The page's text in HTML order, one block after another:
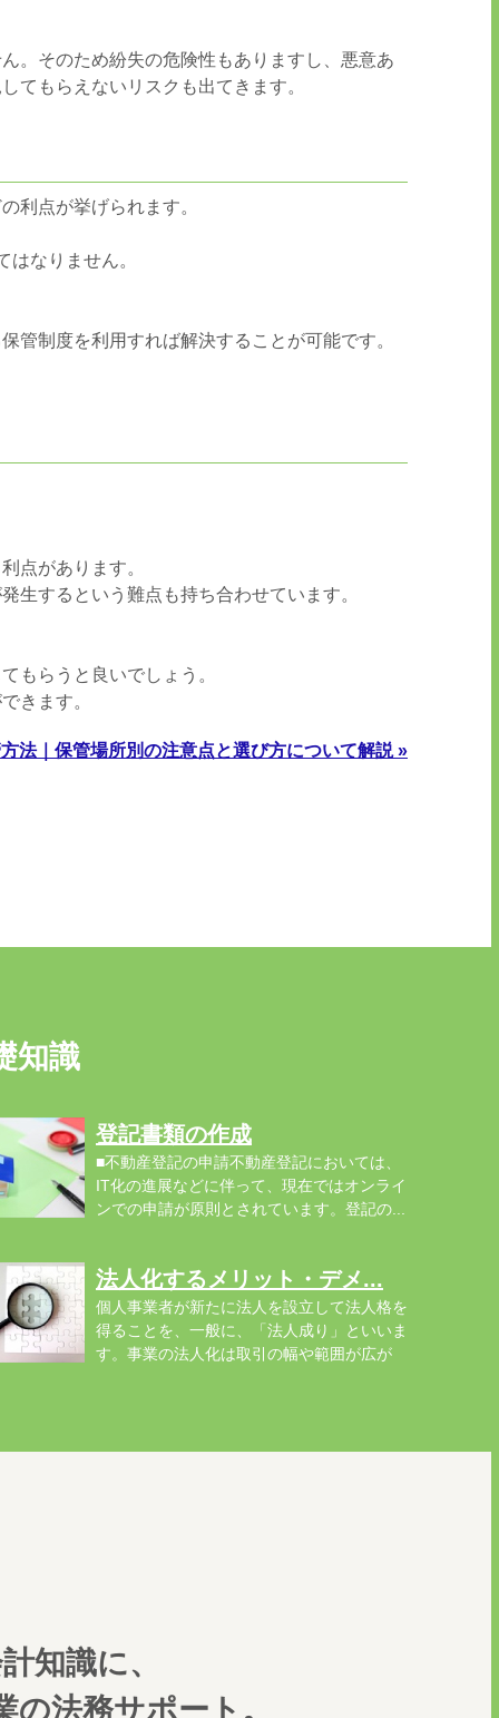
。そのため紛失の危険性もありますし、悪意あ
てもらえないリスクも出てきます。
利点が挙げられます。
はなりません。
管制度を利用すれば解決することが可能です。
点があります。
生するという難点も持ち合わせています。
もらうと良いでしょう。
きます。
法｜保管場所別の注意点と選び方について解説 »
知識
登記書類の作成
■不動産登記の申請不動産登記においては、
IT化の進展などに伴って、現在ではオンライ
ンでの申請が原則とされています。登記の...
法人化するメリット・デメ...
個人事業者が新たに法人を設立して法人格を
得ることを、一般に、「法人成り」といいま
す。事業の法人化は取引の幅や範囲が広が
知識に、
法務サポート。